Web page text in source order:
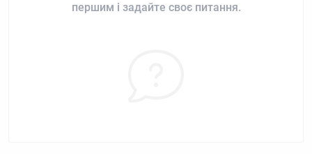
першим і задайте своє питання.